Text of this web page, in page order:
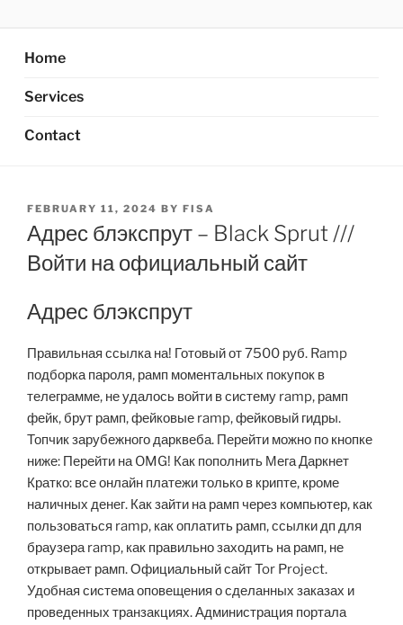
content
Home
Services
Contact
POSTED
ON
FEBRUARY 11, 2024 BY FISA
Адрес блэкспрут – Black Sprut ///
Войти на официальный сайт
Адрес блэкспрут
Правильная ссылка на! Готовый от 7500 руб. Ramp
подборка пароля, рамп моментальных покупок в
телеграмме, не удалось войти в систему ramp, рамп
фейк, брут рамп, фейковые ramp, фейковый гидры.
Топчик зарубежного дарквеба. Перейти можно по кнопке
ниже: Перейти на OMG! Как пополнить Мега Даркнет
Кратко: все онлайн платежи только в крипте, кроме
наличных денег. Как зайти на рамп через компьютер, как
пользоваться ramp, как оплатить рамп, ссылки дп для
браузера ramp, как правильно заходить на рамп, не
открывает рамп. Официальный сайт Tor Project.
Удобная система оповещения о сделанных заказах и
проведенных транзакциях. Администрация портала